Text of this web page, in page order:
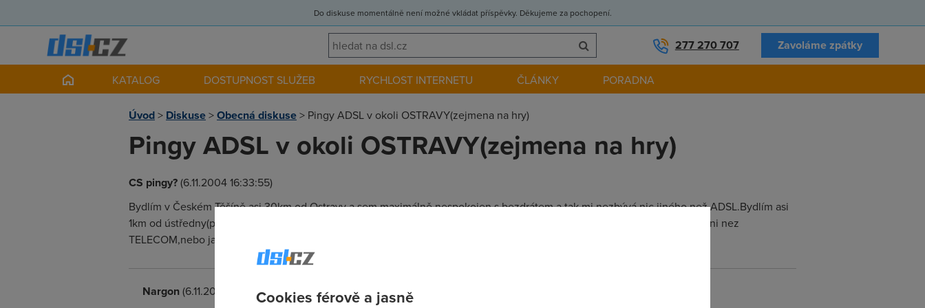
Do diskuse momentálně není možné vkládat příspěvky. Děkujeme za pochopení.
277 270 707 Zavoláme zpátky
KATALOG DOSTUPNOST SLUŽEB RYCHLOST INTERNETU ČLÁNKY PORADNA
Úvod> Diskuse>Obecná diskuse> Pingy ADSL v okoli OSTRAVY(zejmena na hry)
Pingy ADSL v okoli OSTRAVY(zejmena na hry)
CS pingy?(6.11.2004 16:33:55)
Bydlím v Českém Těšíně asi 30km od Ostravy a sem maximálně nespokojen s bezdrátem a tak mi nezbývá nic jiného než ADSL.Bydlím asi
1km od ústředny(pls poradte-uvažuju o rychlosti 512/128 agregaci 1:50 .Bral bych to asi od TELECOMU).Je nejake jine reseni nez
TELECOM,nebo jake mate zkušenosti.THX
Nargon(6.11.2004 17:56:17)Cookies férově a jasně